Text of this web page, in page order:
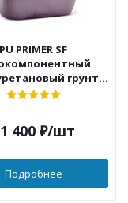
PU PRIMER SF
грунт
запаха, без
400₽/шт
Подробнее